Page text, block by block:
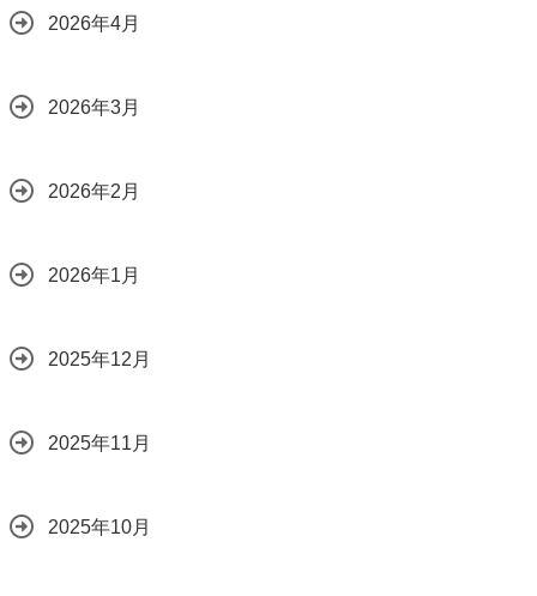
2026年4月
2026年3月
2026年2月
2026年1月
2025年12月
2025年11月
2025年10月